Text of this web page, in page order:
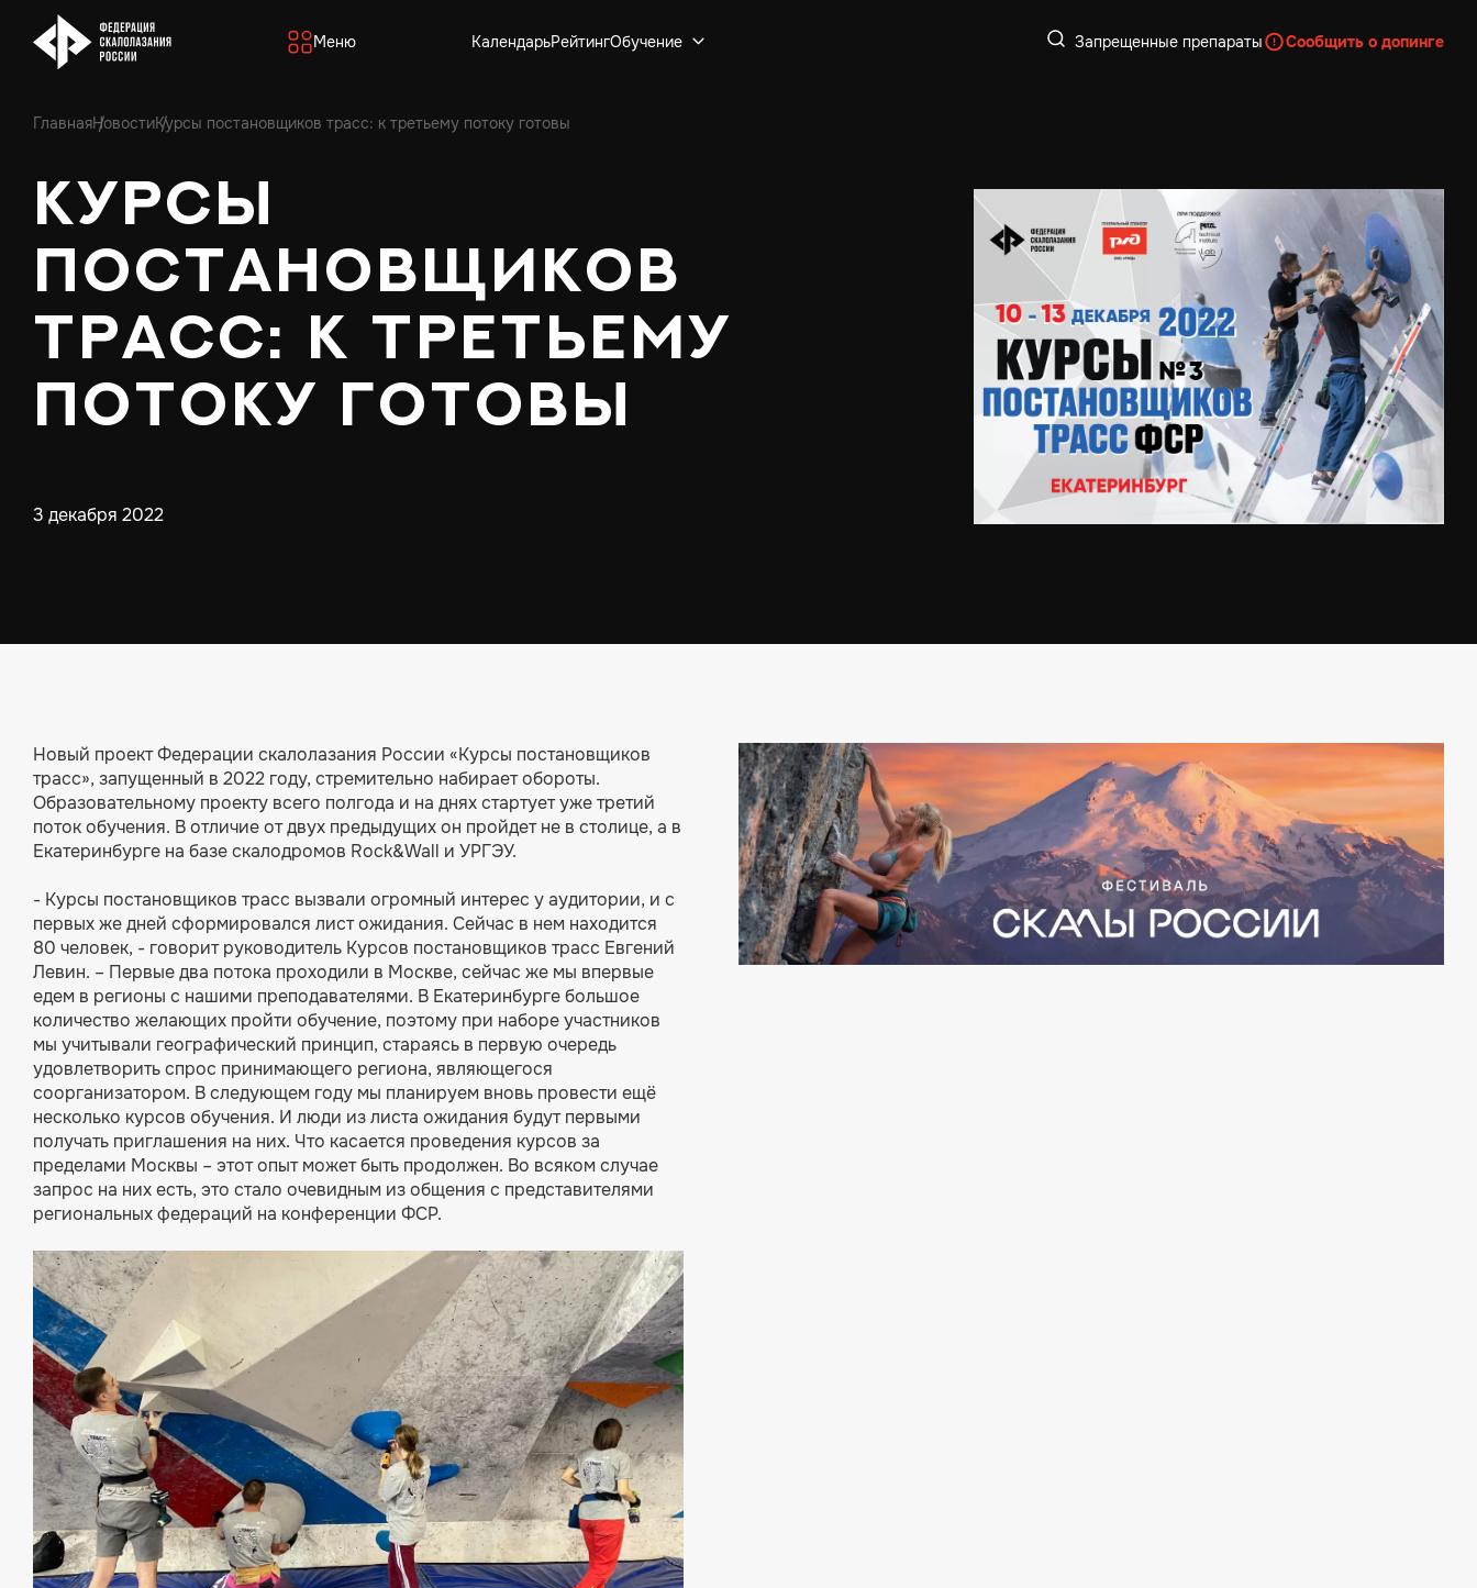
Меню КалендарьРейтингОбучение Запрещенные препараты Сообщить о допинге
ГлавнаяНовостиКурсы постановщиков трасс: к третьему потоку готовы
Курсы
постановщиков
трасс: к третьему
потоку готовы
3 декабря 2022
Новый проект Федерации скалолазания России «Курсы постановщиков
трасс», запущенный в 2022 году, стремительно набирает обороты.
Образовательному проекту всего полгода и на днях стартует уже третий
поток обучения. В отличие от двух предыдущих он пройдет не в столице, а в
Екатеринбурге на базе скалодромов Rock&Wall и УРГЭУ.
- Курсы постановщиков трасс вызвали огромный интерес у аудитории, и с
первых же дней сформировался лист ожидания. Сейчас в нем находится
80 человек, - говорит руководитель Курсов постановщиков трасс Евгений
Левин. – Первые два потока проходили в Москве, сейчас же мы впервые
едем в регионы с нашими преподавателями. В Екатеринбурге большое
количество желающих пройти обучение, поэтому при наборе участников
мы учитывали географический принцип, стараясь в первую очередь
удовлетворить спрос принимающего региона, являющегося
соорганизатором. В следующем году мы планируем вновь провести ещё
несколько курсов обучения. И люди из листа ожидания будут первыми
получать приглашения на них. Что касается проведения курсов за
пределами Москвы – этот опыт может быть продолжен. Во всяком случае
запрос на них есть, это стало очевидным из общения с представителями
региональных федераций на конференции ФСР.